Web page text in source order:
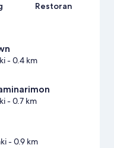
Restoran
- 0.4 km
- 0.7 km
- 0.9 km